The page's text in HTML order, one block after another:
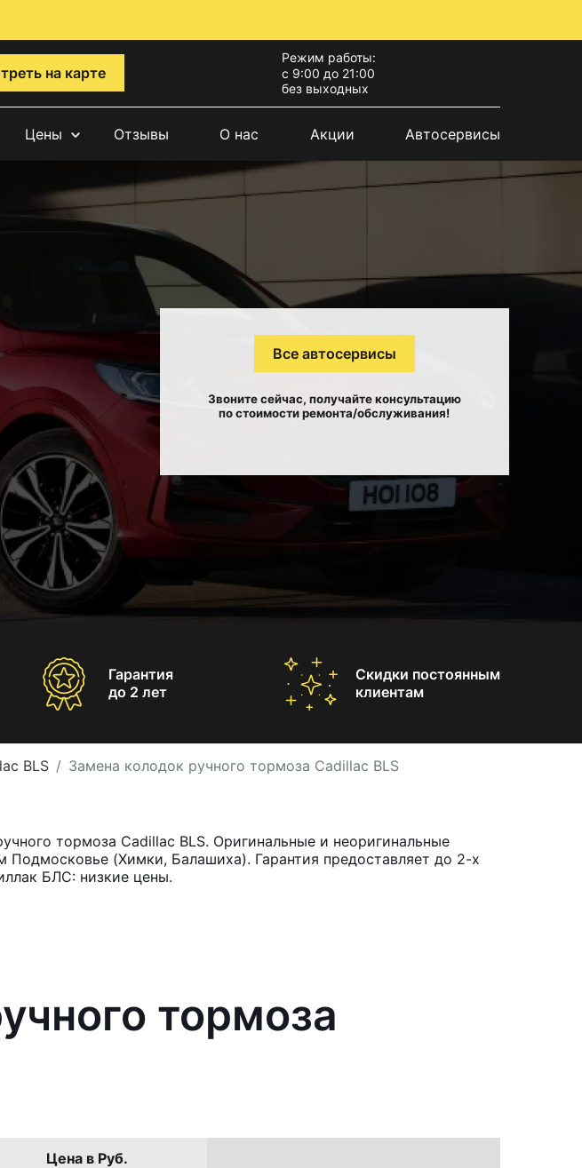
на карте
Режим работы:
с 9:00 до 21:00
без выходных
Цены Отзывы О нас Акции Автосервисы
Все автосервисы
Звоните сейчас, получайте консультацию
по стоимости ремонта/обслуживания!
Гарантия
до 2 лет
Скидки постоянным
клиентам
BLS Замена колодок ручного тормоза Cadillac BLS
тормоза Cadillac BLS. Оригинальные и неоригинальные
(Химки, Балашиха). Гарантия предоставляет до 2-х
БЛС: низкие цены.
тормоза
Цена в Руб.